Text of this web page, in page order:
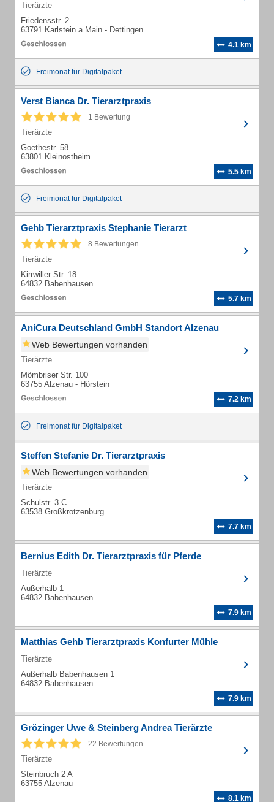
Tierärzte
Friedensstr. 2
63791 Karlstein a.Main - Dettingen
4.1 km
Freimonat für Digitalpaket
Verst Bianca Dr. Tierarztpraxis
1 Bewertung
Tierärzte
Goethestr. 58
63801 Kleinostheim
5.5 km
Freimonat für Digitalpaket
Gehb Tierarztpraxis Stephanie Tierarzt
8 Bewertungen
Tierärzte
Kirrwiller Str. 18
64832 Babenhausen
5.7 km
AniCura Deutschland GmbH Standort Alzenau
Web Bewertungen vorhanden
Tierärzte
Mömbriser Str. 100
63755 Alzenau - Hörstein
7.2 km
Freimonat für Digitalpaket
Steffen Stefanie Dr. Tierarztpraxis
Web Bewertungen vorhanden
Tierärzte
Schulstr. 3 C
63538 Großkrotzenburg
7.7 km
Bernius Edith Dr. Tierarztpraxis für Pferde
Tierärzte
Außerhalb 1
64832 Babenhausen
7.9 km
Matthias Gehb Tierarztpraxis Konfurter Mühle
Tierärzte
Außerhalb Babenhausen 1
64832 Babenhausen
7.9 km
Grözinger Uwe & Steinberg Andrea Tierärzte
22 Bewertungen
Tierärzte
Steinbruch 2 A
63755 Alzenau
8.1 km